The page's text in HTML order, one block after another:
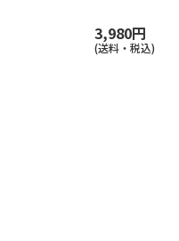
3,980円
(送料・税込)